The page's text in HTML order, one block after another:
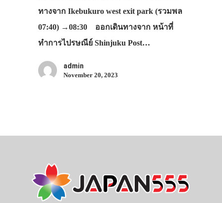
ทางจาก Ikebukuro west exit park (รวมพล
07:40) →08:30 ออกเดินทางจาก หน้าที่
ทำการไปรษณีย์ Shinjuku Post…
admin
November 20, 2023